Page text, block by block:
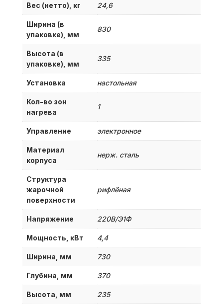
Вес (нетто), кг 24,6
Ширина (в
упаковке), мм
830
Высота (в
упаковке), мм
335
Установка настольная
Кол-во зон
нагрева
1
Управление электронное
Материал
корпуса
нерж. сталь
Структура
жарочной
поверхности
рифлёная
Напряжение 220В/Э1Ф
Мощность, кВт 4,4
Ширина, мм 730
Глубина, мм 370
Высота, мм 235